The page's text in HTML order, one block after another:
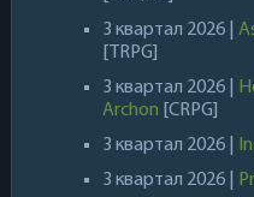
3 квартал 2026 |
[TRPG]
3 квартал 2026 |
Archon [CRPG]
3 квартал 2026 |
3 квартал 2026 |